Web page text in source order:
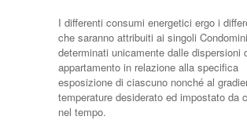
I differenti consumi energetici ergo i
che saranno attribuiti ai singoli
determinati unicamente dalle dispersioni
appartamento in relazione alla specifica
esposizione di ciascuno nonché al
temperature desiderato ed impostato da
nel tempo.